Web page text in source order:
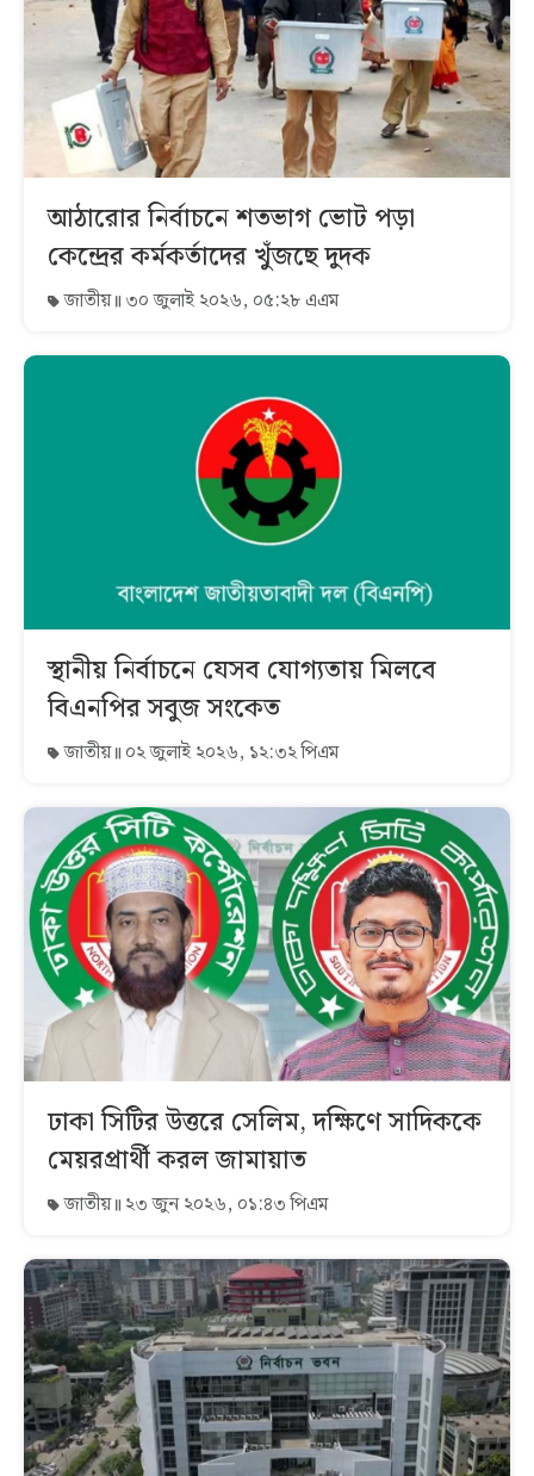
আঠারোর নির্বাচনে শতভাগ ভোট পড়া
কেন্দ্রের কর্মকর্তাদের খুঁজছে দুদক
জাতীয় ৩০ জুলাই ২০২৬, ০৫:২৮ এএম
স্থানীয় নির্বাচনে যেসব যোগ্যতায় মিলবে
বিএনপির সবুজ সংকেত
জাতীয় ০২ জুলাই ২০২৬, ১২:৩২ পিএম
ঢাকা সিটির উত্তরে সেলিম, দক্ষিণে সাদিককে
মেয়রপ্রার্থী করল জামায়াত
জাতীয় ২৩ জুন ২০২৬, ০১:৪৩ পিএম